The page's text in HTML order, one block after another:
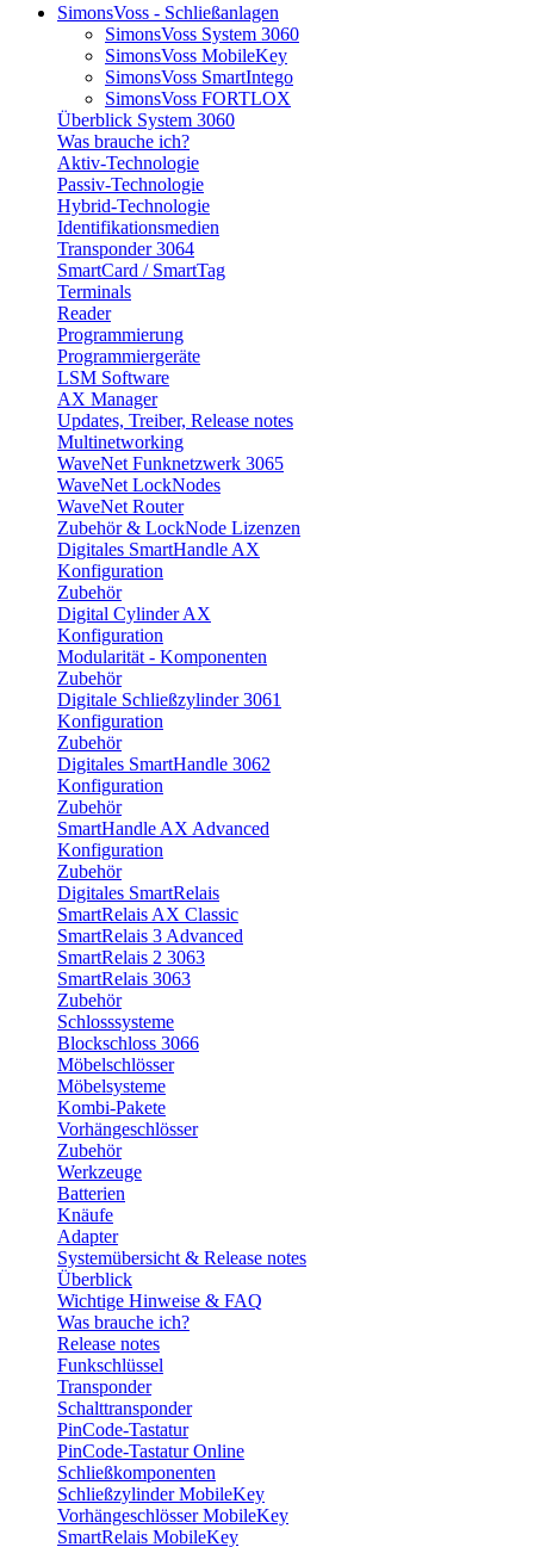
SimonsVoss - Schließanlagen
SimonsVoss System 3060
SimonsVoss MobileKey
SimonsVoss SmartIntego
SimonsVoss FORTLOX
Überblick System 3060
Was brauche ich?
Aktiv-Technologie
Passiv-Technologie
Hybrid-Technologie
Identifikationsmedien
Transponder 3064
SmartCard / SmartTag
Terminals
Reader
Programmierung
Programmiergeräte
LSM Software
AX Manager
Updates, Treiber, Release notes
Multinetworking
WaveNet Funknetzwerk 3065
WaveNet LockNodes
WaveNet Router
Zubehör & LockNode Lizenzen
Digitales SmartHandle AX
Konfiguration
Zubehör
Digital Cylinder AX
Konfiguration
Modularität - Komponenten
Zubehör
Digitale Schließzylinder 3061
Konfiguration
Zubehör
Digitales SmartHandle 3062
Konfiguration
Zubehör
SmartHandle AX Advanced
Konfiguration
Zubehör
Digitales SmartRelais
SmartRelais AX Classic
SmartRelais 3 Advanced
SmartRelais 2 3063
SmartRelais 3063
Zubehör
Schlosssysteme
Blockschloss 3066
Möbelschlösser
Möbelsysteme
Kombi-Pakete
Vorhängeschlösser
Zubehör
Werkzeuge
Batterien
Knäufe
Adapter
Systemübersicht & Release notes
Überblick
Wichtige Hinweise & FAQ
Was brauche ich?
Release notes
Funkschlüssel
Transponder
Schalttransponder
PinCode-Tastatur
PinCode-Tastatur Online
Schließkomponenten
Schließzylinder MobileKey
Vorhängeschlösser MobileKey
SmartRelais MobileKey